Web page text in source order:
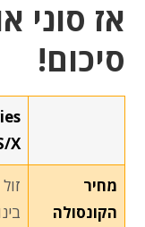
אז סוני
סיכום!
X
מחיר
הקונסולה